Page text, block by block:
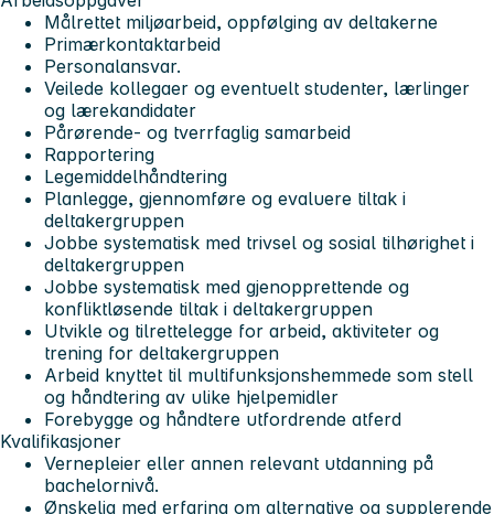
Målrettet miljøarbeid, oppfølging av deltakerne
Primærkontaktarbeid
Personalansvar.
Veilede kollegaer og eventuelt studenter, lærlinger
og lærekandidater
Pårørende- og tverrfaglig samarbeid
Rapportering
Legemiddelhåndtering
Planlegge, gjennomføre og evaluere tiltak i
deltakergruppen
Jobbe systematisk med trivsel og sosial tilhørighet i
deltakergruppen
Jobbe systematisk med gjenopprettende og
konfliktløsende tiltak i deltakergruppen
Utvikle og tilrettelegge for arbeid, aktiviteter og
trening for deltakergruppen
Arbeid knyttet til multifunksjonshemmede som stell
og håndtering av ulike hjelpemidler
Forebygge og håndtere utfordrende atferd
Kvalifikasjoner
Vernepleier eller annen relevant utdanning på
bachelornivå.
Ønskelig med erfaring om alternative og supplerende